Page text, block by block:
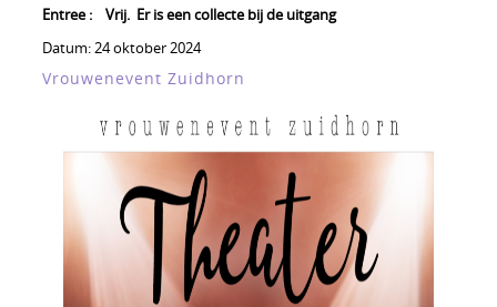
Entree : Vrij. Er is een collecte bij de uitgang
Datum:24 oktober 2024
Vrouwenevent Zuidhorn